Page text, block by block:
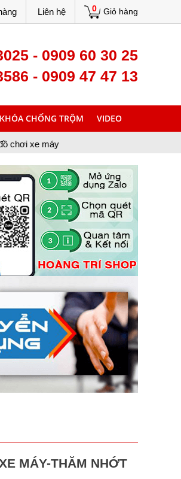
0 Giỏ hàng
Liên hệ
- 0909 60 30 25
- 0909 47 47 13
KHÓA CHỐNG TRỘM VIDEO
MÁY-THĂM NHỚT